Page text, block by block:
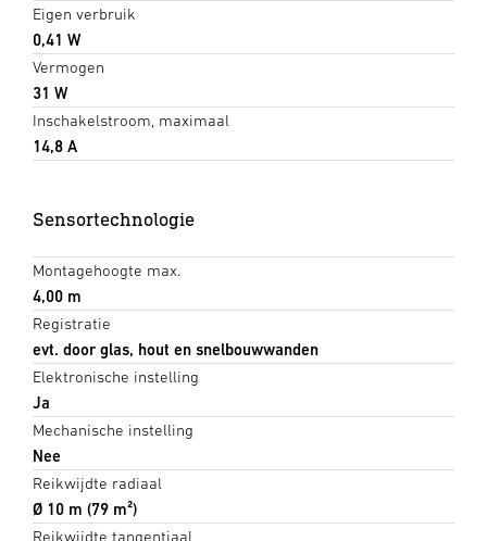
Eigen verbruik
0,41 W
Vermogen
31 W
Inschakelstroom, maximaal
14,8 A
Sensortechnologie
Montagehoogte max.
4,00 m
Registratie
evt. door glas, hout en snelbouwwanden
Elektronische instelling
Ja
Mechanische instelling
Nee
Reikwijdte radiaal
Ø 10 m (79 m²)
Reikwijdte tangentiaal